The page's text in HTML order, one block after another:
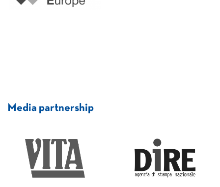
Media partnership